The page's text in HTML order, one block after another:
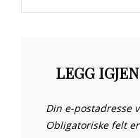
LEGG
Din e-postadresse
Obligatoriske felt